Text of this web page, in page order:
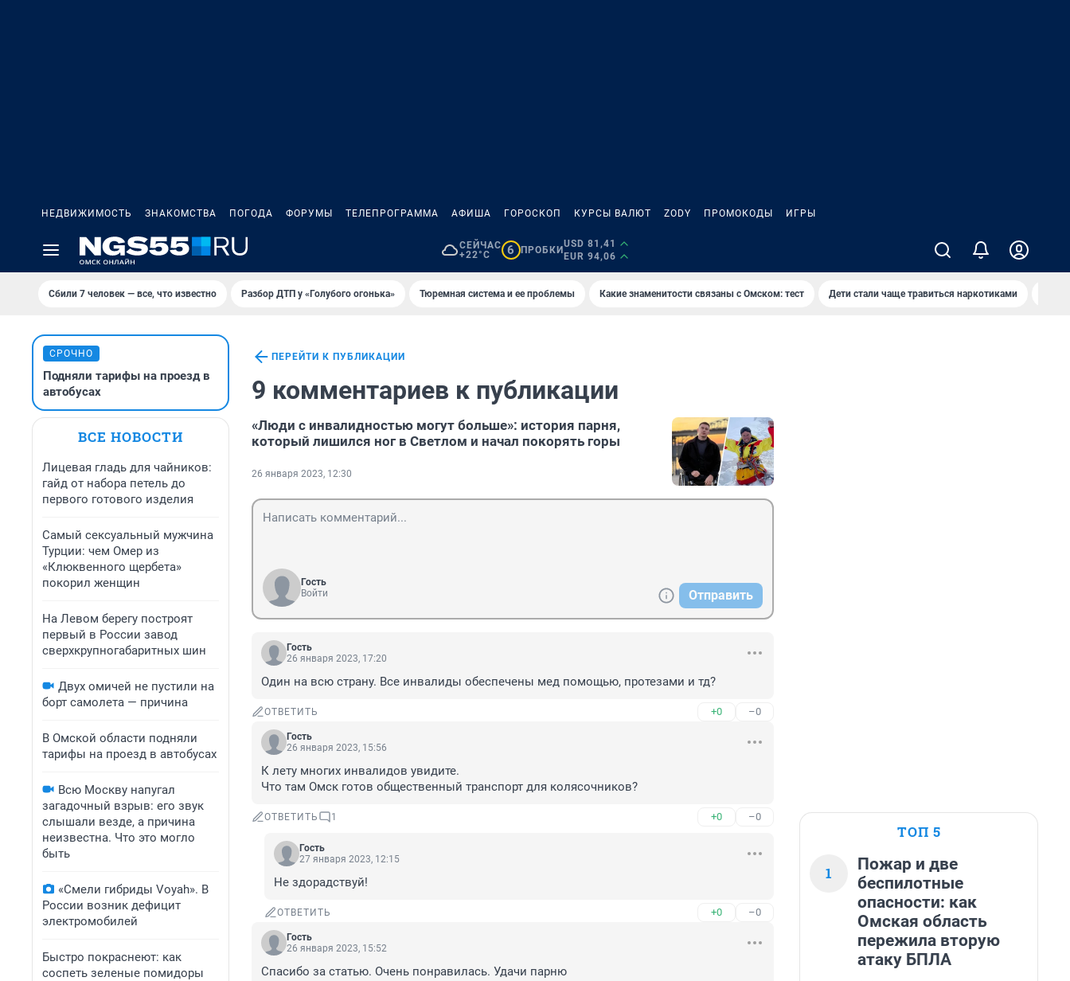
НЕДВИЖИМОСТЬ ЗНАКОМСТВА ПОГОДА ФОРУМЫ ТЕЛЕПРОГРАММА АФИША ГОРОСКОП КУРСЫ ВАЛЮТ ZODY ПРОМОКОДЫ ИГРЫ
СЕЙЧАС
+22°C
6 ПРОБКИ
USD 81,41
EUR 94,06
Сбили 7 человек — все, что известно Разбор ДТП у «Голубого огонька» Тюремная система и ее проблемы Какие знаменитости связаны с Омском: тест Дети стали чаще травиться наркотиками
СРОЧНО
Подняли тарифы на проезд в
автобусах
ВСЕ НОВОСТИ
Лицевая гладь для чайников:
гайд от набора петель до
первого готового изделия
Самый сексуальный мужчина
Турции: чем Омер из
«Клюквенного щербета»
покорил женщин
На Левом берегу построят
первый в России завод
сверхкрупногабаритных шин
Двух омичей не пустили на
борт самолета — причина
В Омской области подняли
тарифы на проезд в автобусах
Всю Москву напугал
загадочный взрыв: его звук
слышали везде, а причина
неизвестна. Что это могло
быть
«Смели гибриды Voyah». В
России возник дефицит
электромобилей
Быстро покраснеют: как
соспеть зеленые помидоры
ПЕРЕЙТИ К ПУБЛИКАЦИИ
9 комментариев к публикации
«Люди с инвалидностью могут больше»: история парня,
который лишился ног в Светлом и начал покорять горы
26 января 2023, 12:30
Гость
Войти
Отправить
Гость
26 января 2023, 17:20
Один на всю страну. Все инвалиды обеспечены мед помощью, протезами и тд?
ОТВЕТИТЬ +0 –0
Гость
26 января 2023, 15:56
К лету многих инвалидов увидите.
Что там Омск готов общественный транспорт для колясочников?
ОТВЕТИТЬ 1 +0 –0
Гость
27 января 2023, 12:15
Не здорадствуй!
ОТВЕТИТЬ +0 –0
Гость
26 января 2023, 15:52
Спасибо за статью. Очень понравилась. Удачи парню
ТОП 5
1
Пожар и две
беспилотные
опасности: как
Омская область
пережила вторую
атаку БПЛА